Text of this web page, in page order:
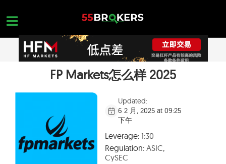
content
正规外汇交易平台
平台查询
FP Markets怎么样 2025
Updated:
6 2 月, 2025 at 09:25
下午
Leverage:1:30
Regulation:ASIC,
CySEC